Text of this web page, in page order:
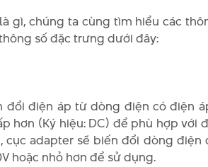
gì, chúng ta cùng tìm hiểu các
số đặc trưng dưới đây:
điện áp từ dòng điện có điện
hơn (Ký hiệu: DC) để phù hợp với
adapter sẽ biến đổi dòng điện
hoặc nhỏ hơn để sử dụng.